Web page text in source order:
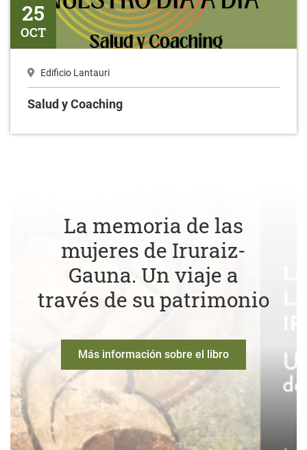
25
OCT
Edificio Lantauri
Salud y Coaching
La memoria de las
mujeres de Iruraiz-
Gauna. Un viaje a
través de su patrimonio
Más información sobre el libro